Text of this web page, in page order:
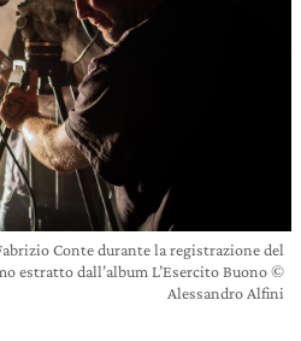
Conte durante la registrazione del
estratto dall’album L’Esercito Buono ©
Alessandro Alfini